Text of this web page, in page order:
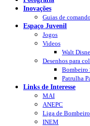
Inovações
Guias de comando
Espaço Juvenil
Jogos
Videos
Walt
Desenhos para
Bombeiro
Patrulha
Links de Interesse
MAI
ANEPC
Liga de
INEM